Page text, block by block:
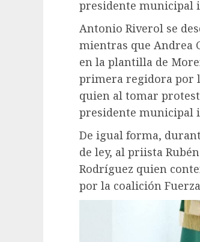
presidente municipal
Antonio Riverol se
mientras que Andrea
en la plantilla de
primera regidora por
quien al tomar
presidente municipal
De igual forma,
de ley, al priista
Rodríguez quien
por la coalición